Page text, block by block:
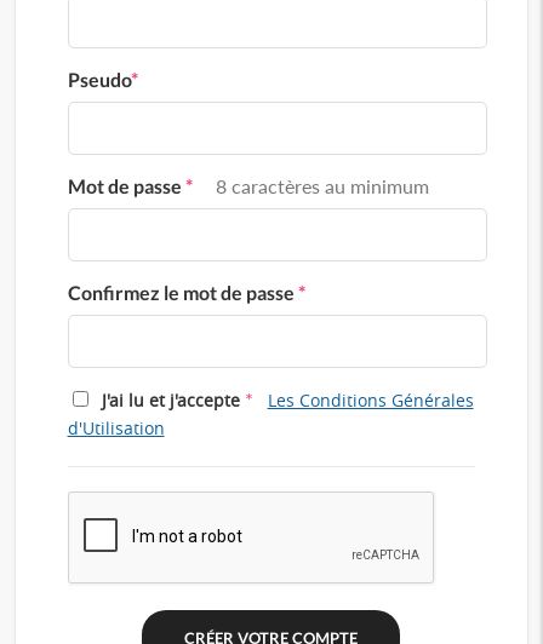
Pseudo*
Mot de passe * 8 caractères au minimum
Confirmez le mot de passe *
J'ai lu et j'accepte *
Les Conditions Générales
d'Utilisation